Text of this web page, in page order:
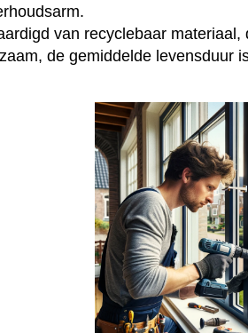
van recyclebaar materiaal,
de gemiddelde levensduur